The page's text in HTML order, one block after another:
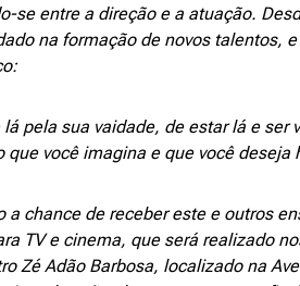
se entre a direção e a atuação.
na formação de novos talentos,
pela sua vaidade, de estar lá e ser
você imagina e que você deseja
chance de receber este e outros
TV e cinema, que será realizado
Zé Adão Barbosa, localizado na